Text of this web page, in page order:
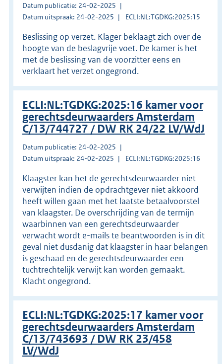
Datum publicatie: 24-02-2025
Datum uitspraak: 24-02-2025
ECLI:NL:TGDKG:2025:15
Beslissing op verzet. Klager beklaagt zich over de
hoogte van de beslagvrije voet. De kamer is het
met de beslissing van de voorzitter eens en
verklaart het verzet ongegrond.
ECLI:NL:TGDKG:2025:16 kamer voor
gerechtsdeurwaarders Amsterdam
C/13/744727 / DW RK 24/22 LV/WdJ
Datum publicatie: 24-02-2025
Datum uitspraak: 24-02-2025
ECLI:NL:TGDKG:2025:16
Klaagster kan het de gerechtsdeurwaarder niet
verwijten indien de opdrachtgever niet akkoord
heeft willen gaan met het laatste betaalvoorstel
van klaagster. De overschrijding van de termijn
waarbinnen van een gerechtsdeurwaarder
verwacht wordt e-mails te beantwoorden is in dit
geval niet dusdanig dat klaagster in haar belangen
is geschaad en de gerechtsdeurwaarder een
tuchtrechtelijk verwijt kan worden gemaakt.
Klacht ongegrond.
ECLI:NL:TGDKG:2025:17 kamer voor
gerechtsdeurwaarders Amsterdam
C/13/743693 / DW RK 23/458
LV/WdJ